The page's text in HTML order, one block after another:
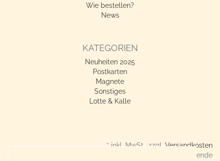
Wie bestellen?
News
KATEGORIEN
Neuheiten 2025
Postkarten
Magnete
Sonstiges
Lotte & Kalle
* inkl. MwSt., zzgl.Versandkosten
Verkauf nur an Gewerbetreibende